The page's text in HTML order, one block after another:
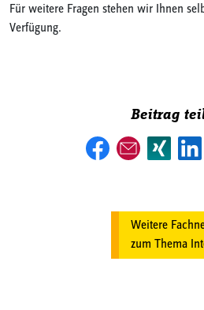
Für weitere Fragen stehen wir Ihnen
Verfügung.
Beitrag
Weitere
zum Thema